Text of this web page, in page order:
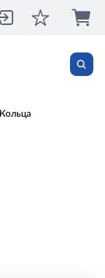
Кольца